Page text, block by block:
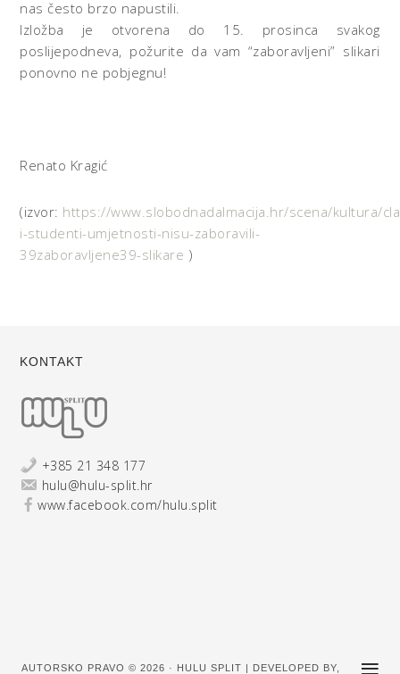
nas često brzo napustili.
Izložba je otvorena do 15. prosinca svakog
poslijepodneva, požurite da vam “zaboravljeni” slikari
ponovno ne pobjegnu!
Renato Kragić
(izvor: https://www.slobodnadalmacija.hr/scena/kultura/
i-studenti-umjetnosti-nisu-zaboravili-
39zaboravljene39-slikare )
KONTAKT
+385 21 348 177
hulu@hulu-split.hr
www.facebook.com/hulu.split
AUTORSKO PRAVO © 2026 · HULU SPLIT | DEVELOPED BY,